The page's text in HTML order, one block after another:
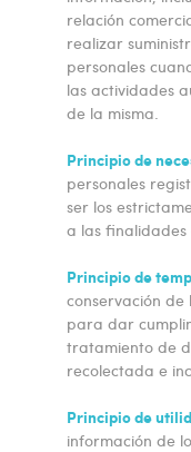
relación
realizar
personales
las actividades
de la misma.
Principio de
personales
ser los
a las
Principio de
conservación de
para dar
tratamiento de
recolectada e
Principio de
información de